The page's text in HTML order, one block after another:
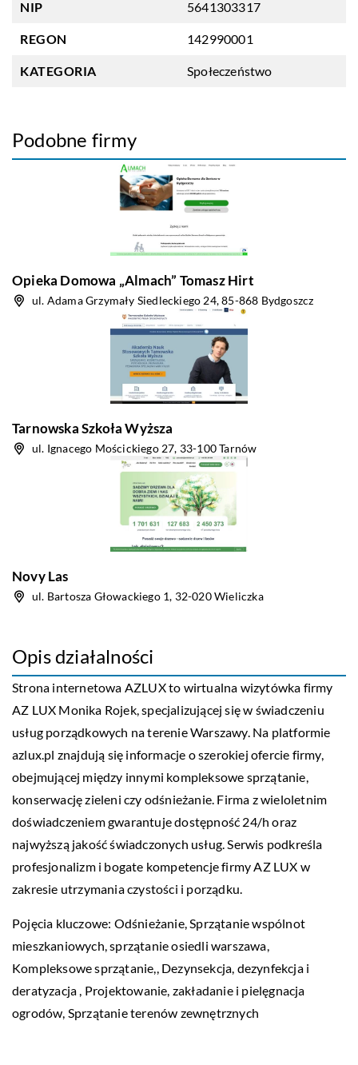
NIP 5641303317
REGON 142990001
KATEGORIA Społeczeństwo
Podobne firmy
Opieka Domowa „Almach” Tomasz Hirt
ul. Adama Grzymały Siedleckiego 24, 85-868 Bydgoszcz
Tarnowska Szkoła Wyższa
ul. Ignacego Mościckiego 27, 33-100 Tarnów
Novy Las
ul. Bartosza Głowackiego 1, 32-020 Wieliczka
Opis działalności
Strona internetowa AZLUX to wirtualna wizytówka firmy
AZ LUX Monika Rojek, specjalizującej się w świadczeniu
usług porządkowych na terenie Warszawy. Na platformie
azlux.pl znajdują się informacje o szerokiej ofercie firmy,
obejmującej między innymi kompleksowe sprzątanie,
konserwację zieleni czy odśnieżanie. Firma z wieloletnim
doświadczeniem gwarantuje dostępność 24/h oraz
najwyższą jakość świadczonych usług. Serwis podkreśla
profesjonalizm i bogate kompetencje firmy AZ LUX w
zakresie utrzymania czystości i porządku.
Pojęcia kluczowe: Odśnieżanie, Sprzątanie wspólnot
mieszkaniowych,sprzątanie osiedli warszawa,
Kompleksowe sprzątanie,, Dezynsekcja, dezynfekcja i
deratyzacja , Projektowanie, zakładanie i pielęgnacja
ogrodów, Sprzątanie terenów zewnętrznych